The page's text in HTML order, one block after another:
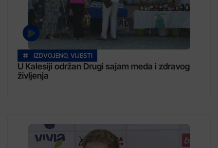
IZDVOJENO, VIJESTI
U Kalesiji održan Drugi sajam meda i zdravog
življenja